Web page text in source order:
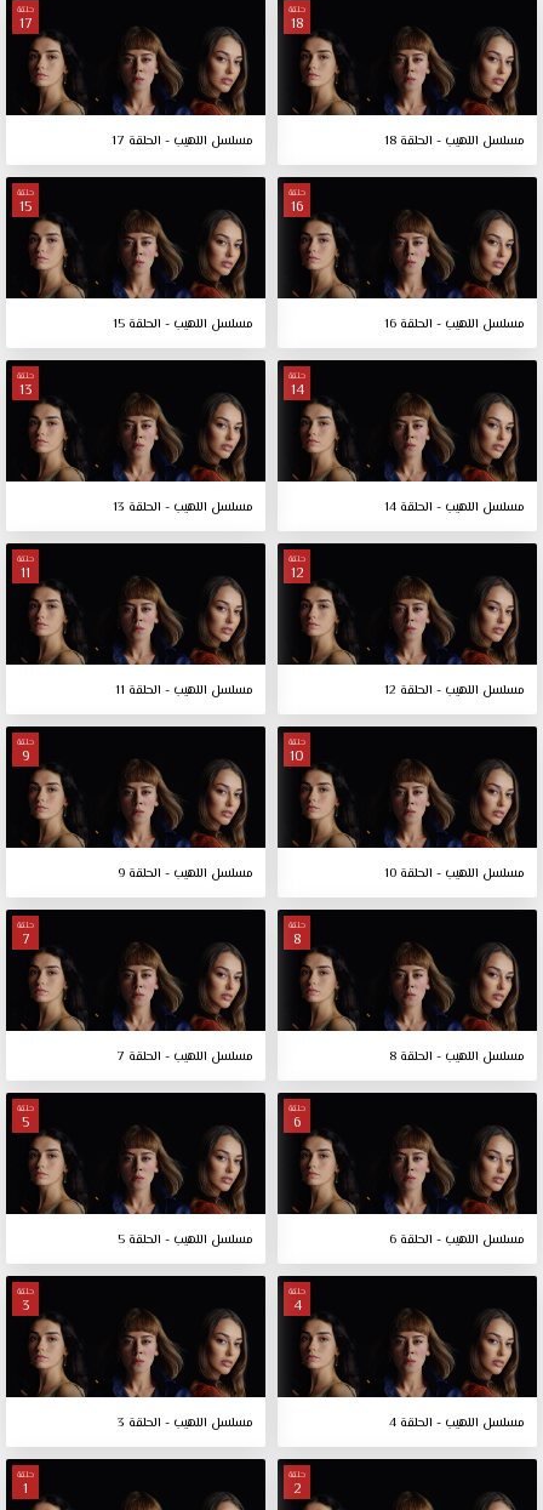
حلقة
18
مسلسل اللهيب - الحلقة 18
حلقة
17
مسلسل اللهيب - الحلقة 17
حلقة
16
مسلسل اللهيب - الحلقة 16
حلقة
15
مسلسل اللهيب - الحلقة 15
حلقة
14
مسلسل اللهيب - الحلقة 14
حلقة
13
مسلسل اللهيب - الحلقة 13
حلقة
12
مسلسل اللهيب - الحلقة 12
حلقة
11
مسلسل اللهيب - الحلقة 11
حلقة
10
مسلسل اللهيب - الحلقة 10
حلقة
9
مسلسل اللهيب - الحلقة 9
حلقة
8
مسلسل اللهيب - الحلقة 8
حلقة
7
مسلسل اللهيب - الحلقة 7
حلقة
6
مسلسل اللهيب - الحلقة 6
حلقة
5
مسلسل اللهيب - الحلقة 5
حلقة
4
مسلسل اللهيب - الحلقة 4
حلقة
3
مسلسل اللهيب - الحلقة 3
حلقة
2
حلقة
1